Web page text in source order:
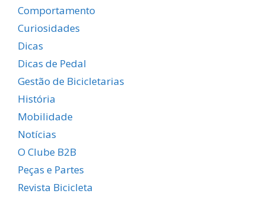
Comportamento
Curiosidades
Dicas
Dicas de Pedal
Gestão de Bicicletarias
História
Mobilidade
Notícias
O Clube B2B
Peças e Partes
Revista Bicicleta